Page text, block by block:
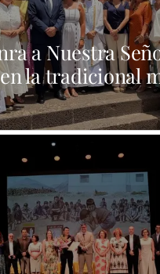
a Nuestra
la tradicional